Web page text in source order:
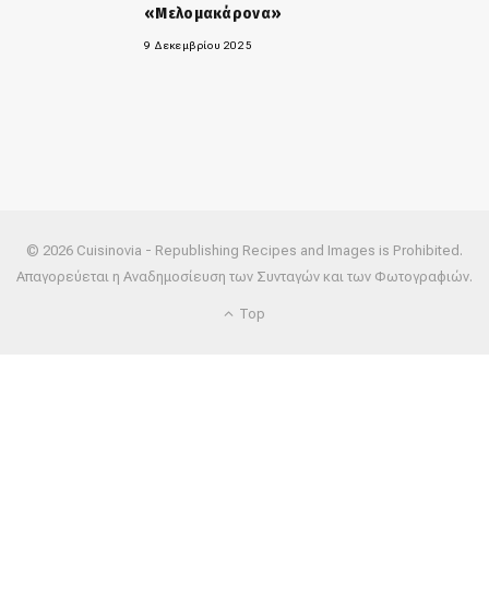
«Μελομακάρονα»
9 Δεκεμβρίου 2025
© 2026 Cuisinovia - Republishing Recipes and Images is Prohibited.
Απαγορεύεται η Αναδημοσίευση των Συνταγών και των Φωτογραφιών.
Top